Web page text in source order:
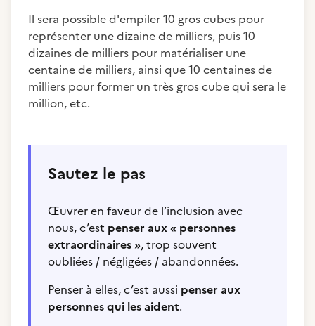
Il sera possible d'empiler 10 gros cubes pour
représenter une dizaine de milliers, puis 10
dizaines de milliers pour matérialiser une
centaine de milliers, ainsi que 10 centaines de
milliers pour former un très gros cube qui sera le
million, etc.
Sautez le pas
Œuvrer en faveur de l’inclusion avec
nous, c’est penser aux « personnes
extraordinaires », trop souvent
oubliées / négligées / abandonnées.
Penser à elles, c’est aussi penser aux
personnes qui les aident.